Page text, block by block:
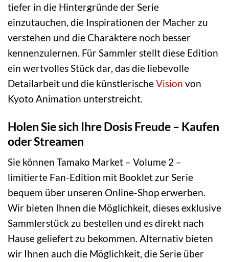
tiefer in die Hintergründe der Serie
einzutauchen, die Inspirationen der Macher zu
verstehen und die Charaktere noch besser
kennenzulernen. Für Sammler stellt diese Edition
ein wertvolles Stück dar, das die liebevolle
Detailarbeit und die künstlerischeVision von
Kyoto Animation unterstreicht.
Holen Sie sich Ihre Dosis Freude – Kaufen
oder Streamen
Sie können Tamako Market – Volume 2 –
limitierte Fan-Edition mit Booklet zur Serie
bequem über unseren Online-Shop erwerben.
Wir bieten Ihnen die Möglichkeit, dieses exklusive
Sammlerstück zu bestellen und es direkt nach
Hause geliefert zu bekommen. Alternativ bieten
wir Ihnen auch die Möglichkeit, die Serie über